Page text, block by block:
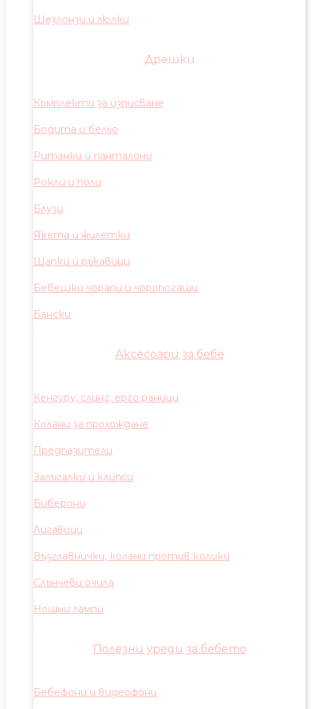
Шезлонзи и люлки
Дрешки
Комплекти за изписване
Бодита и бельо
Ританки и панталони
Рокли и поли
Блузи
Якета и жилетки
Шапки и ръкавици
Бебешки чорапи и чоропогащи
Бански
Аксесоари за бебе
Кенгуру, слинг, ерго раници
Колани за прохождане
Предпазители
Залъгалки и клипси
Биберони
Лигавици
Възглавнички, колани против колики
Слънчеви очила
Нощни лампи
Полезни уреди за бебето
Бебефони и видеофони